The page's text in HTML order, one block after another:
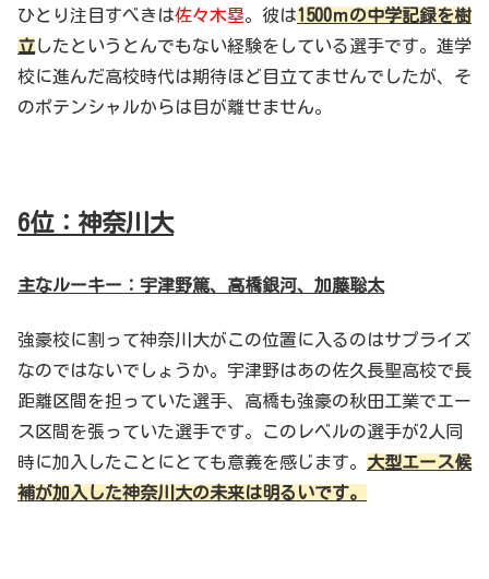
ひとり注目すべきは佐々木塁。彼は1500ｍの中学記録を樹
立したというとんでもない経験をしている選手です。進学
校に進んだ高校時代は期待ほど目立てませんでしたが、そ
のポテンシャルからは目が離せません。
6位：神奈川大
主なルーキー：宇津野篤、高橋銀河、加藤聡太
強豪校に割って神奈川大がこの位置に入るのはサプライズ
なのではないでしょうか。宇津野はあの佐久長聖高校で長
距離区間を担っていた選手、高橋も強豪の秋田工業でエー
ス区間を張っていた選手です。このレベルの選手が2人同
時に加入したことにとても意義を感じます。 大型エース候
補が加入した神奈川大の未来は明るいです。